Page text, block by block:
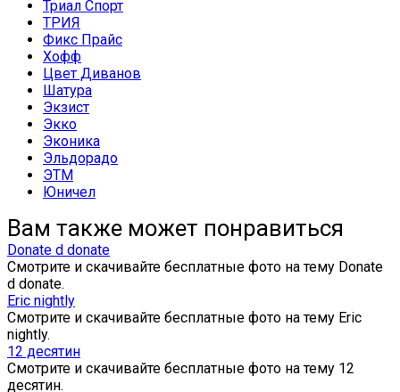
Триал Спорт
ТРИЯ
Фикс Прайс
Хофф
Цвет Диванов
Шатура
Экзист
Экко
Эконика
Эльдорадо
ЭТМ
Юничел
Вам также может понравиться
Donate d donate
Смотрите и скачивайте бесплатные фото на тему Donate
d donate.
Eric nightly
Смотрите и скачивайте бесплатные фото на тему Eric
nightly.
12 десятин
Смотрите и скачивайте бесплатные фото на тему 12
десятин.